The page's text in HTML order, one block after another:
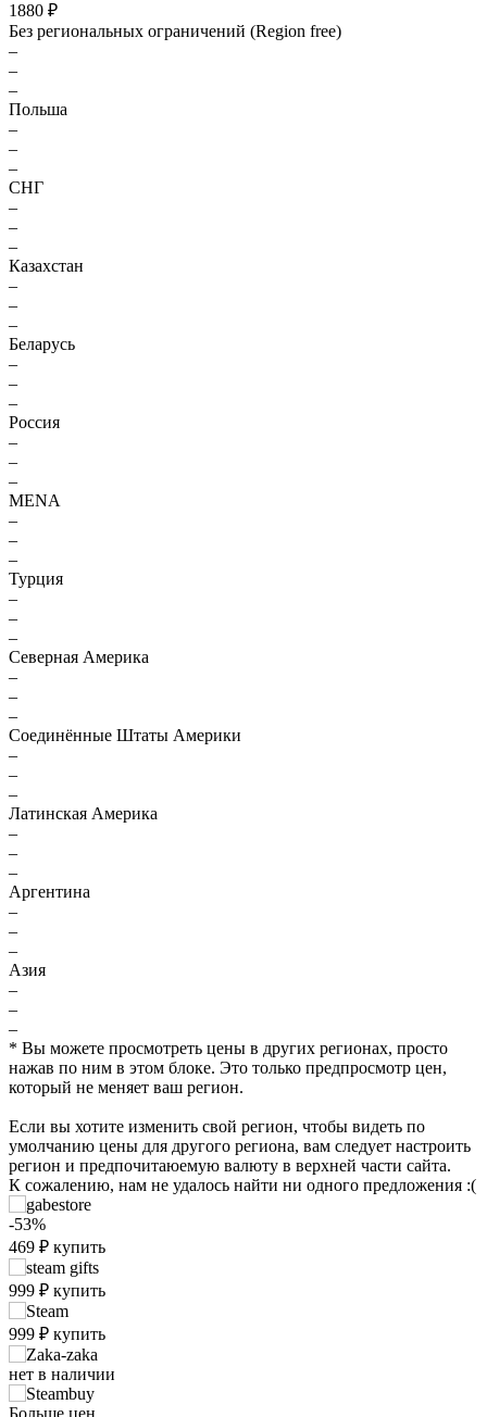
1880 ₽
Без региональных ограничений (Region free)
–
–
–
Польша
–
–
–
СНГ
–
–
–
Казахстан
–
–
–
Беларусь
–
–
–
Россия
–
–
–
MENA
–
–
–
Турция
–
–
–
Северная Америка
–
–
–
Соединённые Штаты Америки
–
–
–
Латинская Америка
–
–
–
Аргентина
–
–
–
Азия
–
–
–
* Вы можете просмотреть цены в других регионах, просто
нажав по ним в этом блоке. Это только предпросмотр цен,
который не меняет ваш регион.
Если вы хотите изменить свой регион, чтобы видеть по
умолчанию цены для другого региона, вам следует настроить
регион и предпочитаюемую валюту в верхней части сайта.
К сожалению, нам не удалось найти ни одного предложения :(
-53%
469 ₽ купить
999 ₽ купить
999 ₽ купить
нет в наличии
₽
400
600
800